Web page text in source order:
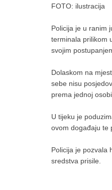
FOTO: ilustracija
Policija je u ranim
terminala prilikom
svojim
Dolaskom na
sebe nisu
prema jednoj
U tijeku je
ovom događaju te
Policija je pozvala
sredstva prisile.